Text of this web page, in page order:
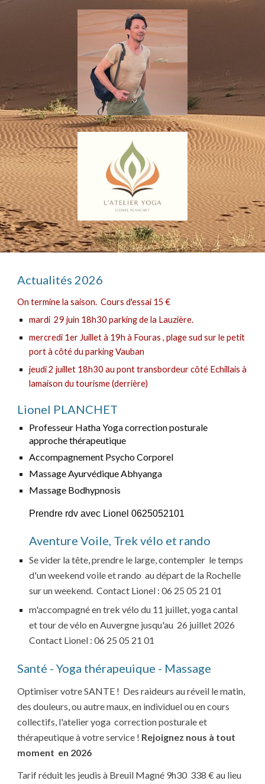
Actualités 2026
On termine la saison. Cours d'essai 15 €
mardi 29 juin 18h30 parking de la Lauzière.
mercredi 1er Juillet à 19h à Fouras , plage sud sur le petit
port à côté du parking Vauban
jeudi 2 juillet 18h30 au pont transbordeur côté Echillais à
lamaison du tourisme (derrière)
Lionel PLANCHET
Professeur Hatha Yoga correction posturale
approche thérapeutique
Accompagnement Psycho Corporel
Massage Ayurvédique Abhyanga
Massage Bodhypnosis
Prendre rdv avec Lionel 0625052101
Aventure Voile, Trek vélo et rando
Se vider la tête, prendre le large, contempler le temps
d'un weekend voile et rando au départ de la Rochelle
sur un weekend.Contact Lionel : 06 25 05 21 01
m'accompagné en trek vélo du 11 juillet, yoga cantal
et tour de vélo en Auvergne jusqu'au 26 juillet 2026
Contact Lionel : 06 25 05 21 01
Santé - Yoga thérapeuique - Massage
Optimiser votre SANTE ! Des raideurs au réveil le matin,
des douleurs, ou autre maux, en individuel ou en cours
collectifs, l'atelier yoga correction posturale et
thérapeutique à votre service ! Rejoignez nous à tout
moment en 2026
Tarif réduit les jeudis à Breuil Magné 9h30 338 € au lieu